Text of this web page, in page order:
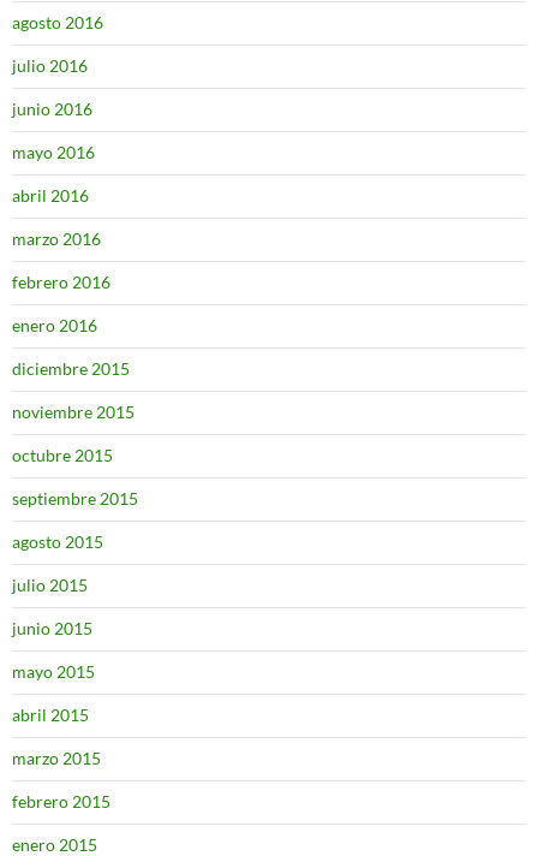
agosto 2016
julio 2016
junio 2016
mayo 2016
abril 2016
marzo 2016
febrero 2016
enero 2016
diciembre 2015
noviembre 2015
octubre 2015
septiembre 2015
agosto 2015
julio 2015
junio 2015
mayo 2015
abril 2015
marzo 2015
febrero 2015
enero 2015